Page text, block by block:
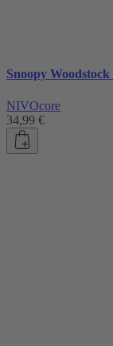
Snoopy
NIVOcore
34,99 €